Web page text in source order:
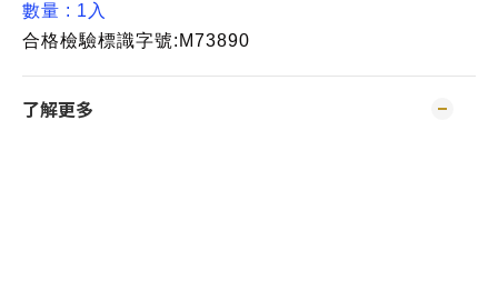
數量 : 1入
合格檢驗標識字號​:M73890​
了解更多